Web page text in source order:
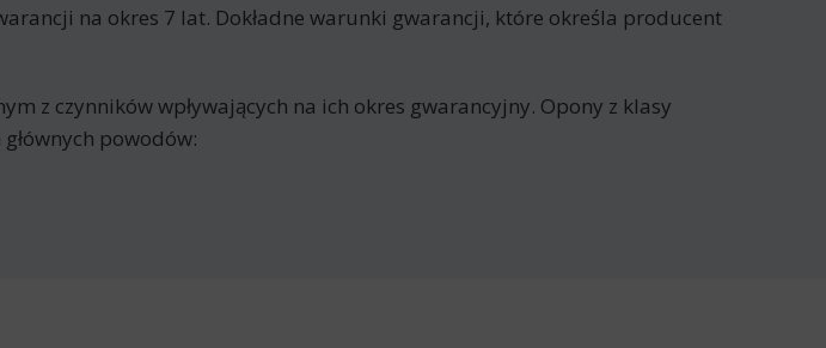
na okres 7 lat. Dokładne warunki gwarancji, które określa producent
z czynników wpływających na ich okres gwarancyjny. Opony z klasy
głównych powodów: